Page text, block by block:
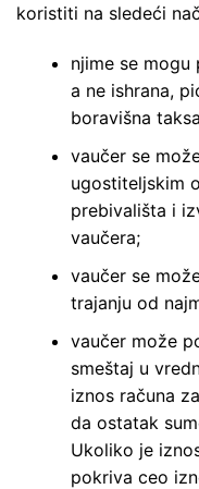
koristiti na sledeći
njime se mogu
a ne ishrana,
boravišna
vaučer se
ugostiteljskim
prebivališta i
vaučera;
vaučer se
trajanju od
vaučer može
smeštaj u
iznos računa
da ostatak
Ukoliko je
pokriva ceo